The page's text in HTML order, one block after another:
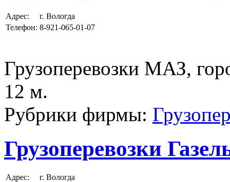
Адрес:
г. Вологда
Телефон: 8-921-065-01-07
Грузоперевозки МАЗ,
12 м.
Рубрики фирмы:
Грузоперевозки
Адрес:
г. Вологда